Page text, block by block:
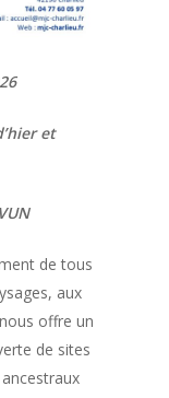
et
de tous
aux
offre un
de sites